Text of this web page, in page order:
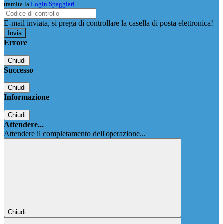
tramite la Login Spaggiari
E-mail inviata, si prega di controllare la casella di posta elettronica!
Errore
Chiudi
Successo
Chiudi
Informazione
Chiudi
Attendere...
Attendere il completamento dell'operazione...
Chiudi